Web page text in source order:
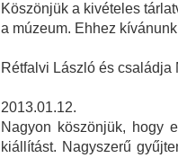
Köszönjük a kivételes
a múzeum. Ehhez
Rétfalvi László és családja
2013.01.12.
Nagyon köszönjük, hogy
kiállítást. Nagyszerű